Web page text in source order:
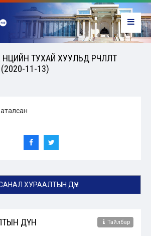
ТУХАЙ ХУУЛЬД ӨӨРЧЛӨЛТ
11-13)
ХУРААЛТЫН ДҮН
ДҮН Тайлбар